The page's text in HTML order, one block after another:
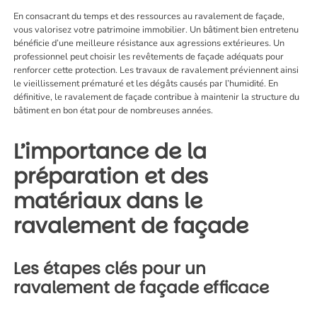
En consacrant du temps et des ressources au ravalement de façade,
vous valorisez votre patrimoine immobilier. Un bâtiment bien entretenu
bénéficie d’une meilleure résistance aux agressions extérieures. Un
professionnel peut choisir les revêtements de façade adéquats pour
renforcer cette protection. Les travaux de ravalement préviennent ainsi
le vieillissement prématuré et les dégâts causés par l’humidité. En
définitive, le ravalement de façade contribue à maintenir la structure du
bâtiment en bon état pour de nombreuses années.
L’importance de la
préparation et des
matériaux dans le
ravalement de façade
Les étapes clés pour un
ravalement de façade efficace